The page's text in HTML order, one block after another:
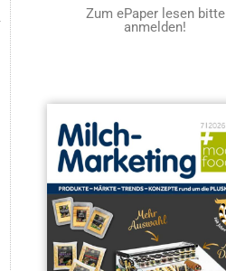
Zum ePaper lesen bitte
anmelden!